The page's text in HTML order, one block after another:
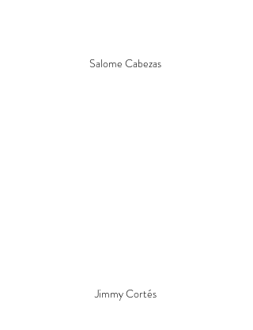
Salome Cabezas
Jimmy Cortés